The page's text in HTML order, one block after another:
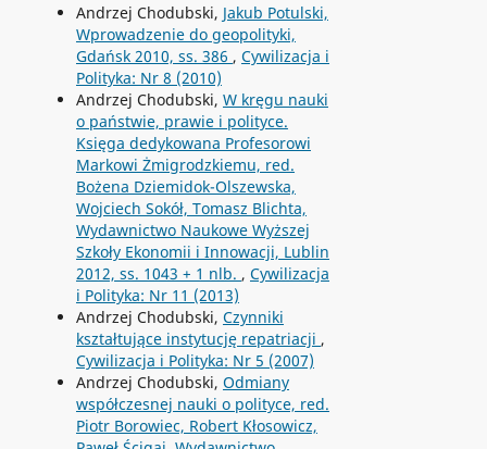
Andrzej Chodubski, Jakub Potulski,
Wprowadzenie do geopolityki,
Gdańsk 2010, ss. 386 , Cywilizacja i
Polityka: Nr 8 (2010)
Andrzej Chodubski, W kręgu nauki
o państwie, prawie i polityce.
Księga dedykowana Profesorowi
Markowi Żmigrodzkiemu, red.
Bożena Dziemidok-Olszewska,
Wojciech Sokół, Tomasz Blichta,
Wydawnictwo Naukowe Wyższej
Szkoły Ekonomii i Innowacji, Lublin
2012, ss. 1043 + 1 nlb. , Cywilizacja
i Polityka: Nr 11 (2013)
Andrzej Chodubski, Czynniki
kształtujące instytucję repatriacji ,
Cywilizacja i Polityka: Nr 5 (2007)
Andrzej Chodubski, Odmiany
współczesnej nauki o polityce, red.
Piotr Borowiec, Robert Kłosowicz,